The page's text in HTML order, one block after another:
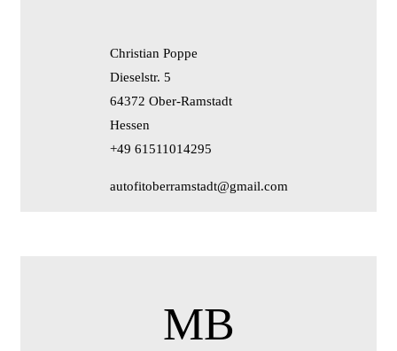
Christian Poppe
Dieselstr. 5
64372 Ober-Ramstadt
Hessen
+49 61511014295
autofitoberramstadt@gmail.com
MB